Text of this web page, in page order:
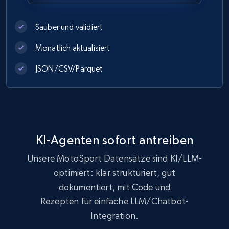
eCommerce
price, Currency, Stock, and more.
eCommerce
988+ 160+ Jetzt kaufen
Sauber und validiert
Monatlich aktualisiert
JSON/CSV/Parquet
KI-Agenten sofort antreiben
Unsere MotoSport Datensätze sind KI/LLM-
optimiert: klar strukturiert, gut
dokumentiert, mit Code und
Rezepten für einfache LLM/Chatbot-
Integration.